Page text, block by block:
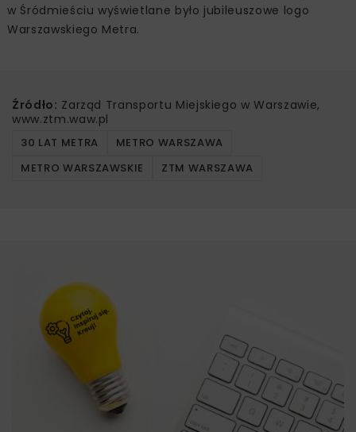
w Śródmieściu wyświetlane było jubileuszowe logo
Warszawskiego Metra.
Źródło: Zarząd Transportu Miejskiego w Warszawie,
www.ztm.waw.pl
30 LAT METRA
METRO WARSZAWA
METRO WARSZAWSKIE
ZTM WARSZAWA